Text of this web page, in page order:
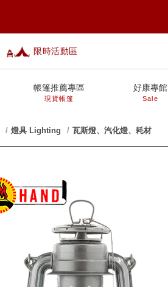
限時活動區
帳篷推薦專區
現貨帳篷
好康專館
Sale
燈具 Lighting 瓦斯燈、汽化燈、耗材